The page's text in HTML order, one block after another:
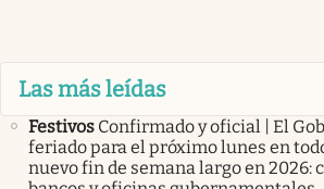
Las más leídas
Festivos Confirmado y oficial | El
feriado para el próximo lunes en
nuevo fin de semana largo en 2026: